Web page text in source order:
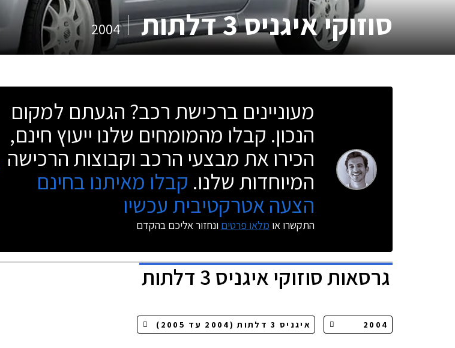
סוזוקי איגניס 3 דלתות 2004
מעוניינים ברכישת רכב? הגעתם למקום
הנכון. קבלו מהמומחים שלנו ייעוץ חינם,
הכירו את מבצעי הרכב וקבוצות הרכישה
המיוחדות שלנו. קבלו מאיתנו בחינם
הצעה אטרקטיבית עכשיו
התקשרו או מלאו פרטים ונחזור אליכם בהקדם
גרסאותסוזוקי איגניס 3 דלתות